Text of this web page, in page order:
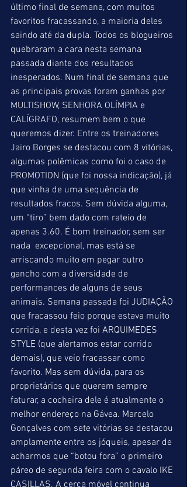
último final de semana, com muitos
favoritos fracassando, a maioria deles
saindo até da dupla. Todos os blogueiros
quebraram a cara nesta semana
passada diante dos resultados
inesperados. Num final de semana que
as principais provas foram ganhas por
MULTISHOW, SENHORA OLÍMPIA e
CALÍGRAFO, resumem bem o que
queremos dizer. Entre os treinadores
Jairo Borges se destacou com 8 vitórias,
algumas polêmicas como foi o caso de
PROMOTION (que foi nossa indicação), já
que vinha de uma sequência de
resultados fracos. Sem dúvida alguma,
um “tiro” bem dado com rateio de
apenas 3.60. É bom treinador, sem ser
nada  excepcional, mas está se
arriscando muito em pegar outro
gancho com a diversidade de
performances de alguns de seus
animais. Semana passada foi JUDIAÇÃO
que fracassou feio porque estava muito
corrida, e desta vez foi ARQUIMEDES
STYLE (que alertamos estar corrido
demais), que veio fracassar como
favorito. Mas sem dúvida, para os
proprietários que querem sempre
faturar, a cocheira dele é atualmente o
melhor endereço na Gávea. Marcelo
Gonçalves com sete vitórias se destacou
amplamente entre os jóqueis, apesar de
acharmos que “botou fora” o primeiro
páreo de segunda feira com o cavalo IKE
CASILLAS. A cerca móvel continua